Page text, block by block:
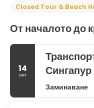
Closed Tour & Beach
От началото до
14
окт
Сингапур
Заминаване